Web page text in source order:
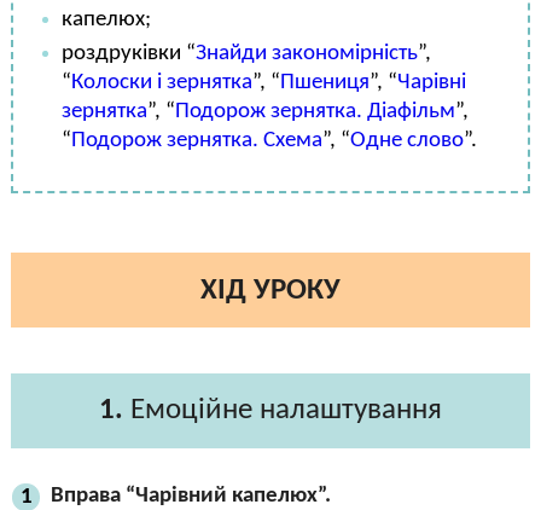
капелюх;
роздруківки “Знайди закономірність”,
“ Колоски і зернятка”, “ Пшениця”, “Чарівні
зернятка”, “ Подорож зернятка. Діафільм”,
“ Подорож зернятка. Схема”, “Одне слово”.
ХІД УРОКУ
1. Емоційне налаштування
1
Вправа “Чарівний капелюх”.